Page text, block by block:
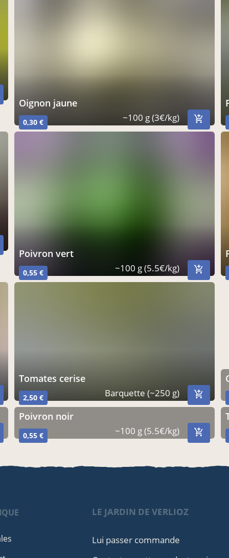
oignon jaune
0,30 € ~100 g (3€/kg)
poivron vert
0,55 € ~100 g (5.5€/kg)
tomates cerise
2,50 € Barquette (~250 g)
poivron noir
0,55 € ~100 g (5.5€/kg)
LE JARDIN DE VERLIOZ
Lui passer commande